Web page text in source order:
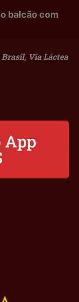
balcão com
Via Láctea
App